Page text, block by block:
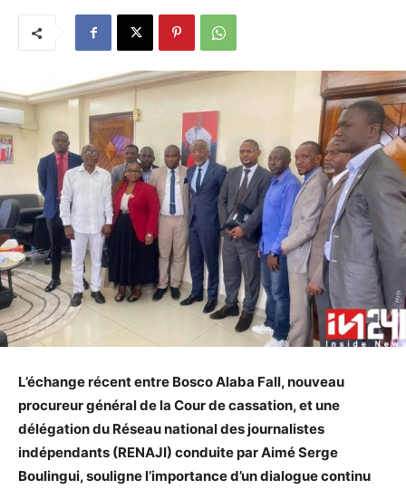
L’échange récent entre Bosco Alaba Fall, nouveau
procureur général de la Cour de cassation, et une
délégation du Réseau national des journalistes
indépendants (RENAJI) conduite par Aimé Serge
Boulingui, souligne l’importance d’un dialogue continu